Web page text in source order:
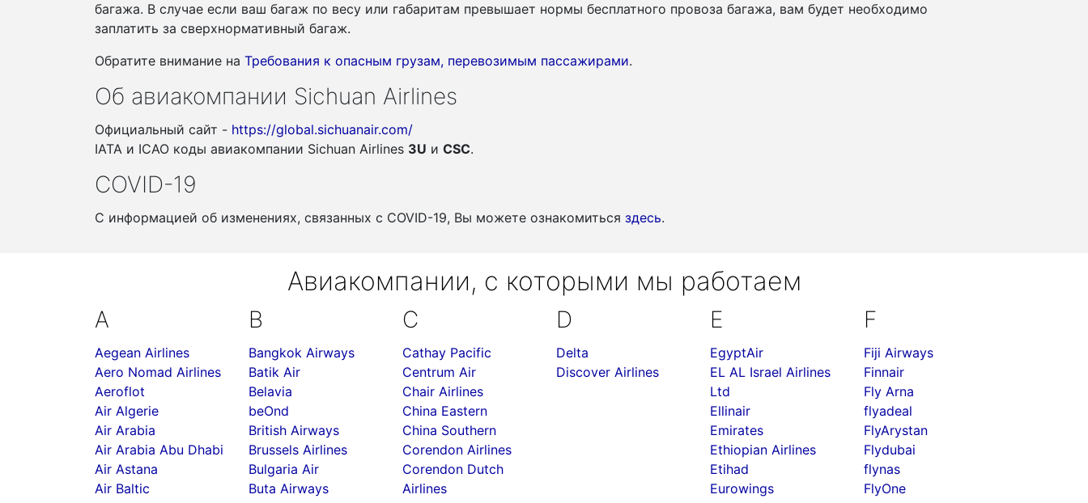
багажа. В случае если ваш багаж по весу или габаритам превышает нормы бесплатного провоза багажа, вам будет необходимо
заплатить за сверхнормативный багаж.
Обратите внимание на Требования к опасным грузам, перевозимым пассажирами.
Об авиакомпании Sichuan Airlines
Официальный сайт - https://global.sichuanair.com/
IATA и ICAO коды авиакомпании Sichuan Airlines 3U и CSC.
COVID-19
С информацией об изменениях, связанных c COVID-19, Вы можете ознакомиться здесь.
Авиакомпании, с которыми мы работаем
A
Aegean Airlines
Aero Nomad Airlines
Aeroflot
Air Algerie
Air Arabia
Air Arabia Abu Dhabi
Air Astana
Air Baltic
B
Bangkok Airways
Batik Air
Belavia
beOnd
British Airways
Brussels Airlines
Bulgaria Air
Buta Airways
C
Cathay Pacific
Centrum Air
Chair Airlines
China Eastern
China Southern
Corendon Airlines
Corendon Dutch
Airlines
D
Delta
Discover Airlines
E
EgyptAir
EL AL Israel Airlines
Ltd
Ellinair
Emirates
Ethiopian Airlines
Etihad
Eurowings
F
Fiji Airways
Finnair
Fly Arna
flyadeal
FlyArystan
Flydubai
flynas
FlyOne